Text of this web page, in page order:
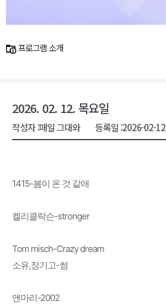
프로그램 소개
2026. 02. 12. 목요일
작성자 :매일 그대와 등록일 :2026-02-12
1415-봄이 온 것 같애
켈리클락슨-stronger
Tom misch-Crazy dream
소유,정기고-썸
앤마리-2002